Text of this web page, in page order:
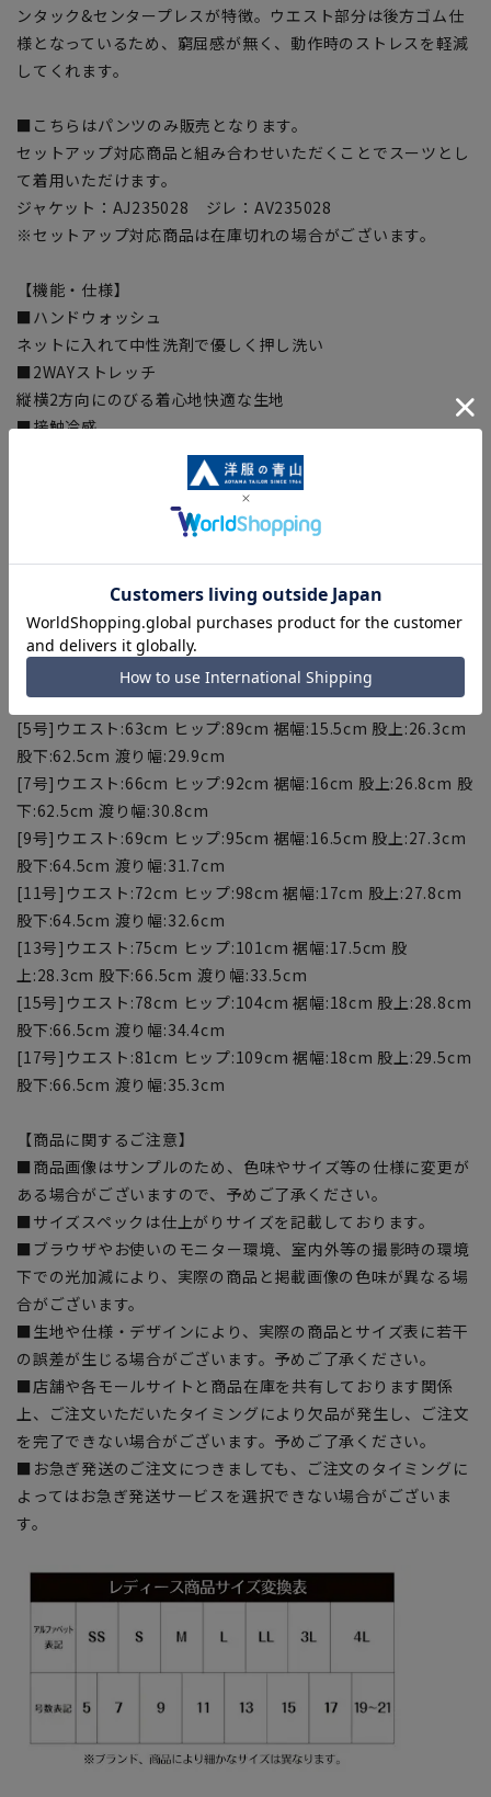
ンタック&センタープレスが特徴。ウエスト部分は後方ゴム仕
様となっているため、窮屈感が無く、動作時のストレスを軽減
してくれます。
■こちらはパンツのみ販売となります。
セットアップ対応商品と組み合わせいただくことでスーツとし
て着用いただけます。
ジャケット：AJ235028 ジレ：AV235028
※セットアップ対応商品は在庫切れの場合がございます。
【機能・仕様】
■ハンドウォッシュ
ネットに入れて中性洗剤で優しく押し洗い
■2WAYストレッチ
縦横2方向にのびる着心地快適な生地
■接触冷感
肌に触れると冷たく、夏でも快適に涼しさを感じる素材
気になる紫外線を遮断
【お直しについて】
こちらの商品の裾直しをする場合は店舗にて承ります。補正料
金については店舗へお問い合わせください。商品の股下以上の
長さの調節は出来ません、予めご了承ください。
【サイズスペック】
[5号]ウエスト:63cm ヒップ:89cm 裾幅:15.5cm 股上:26.3cm
股下:62.5cm 渡り幅:29.9cm
[7号]ウエスト:66cm ヒップ:92cm 裾幅:16cm 股上:26.8cm 股
下:62.5cm 渡り幅:30.8cm
[9号]ウエスト:69cm ヒップ:95cm 裾幅:16.5cm 股上:27.3cm
股下:64.5cm 渡り幅:31.7cm
[11号]ウエスト:72cm ヒップ:98cm 裾幅:17cm 股上:27.8cm
股下:64.5cm 渡り幅:32.6cm
[13号]ウエスト:75cm ヒップ:101cm 裾幅:17.5cm 股
上:28.3cm 股下:66.5cm 渡り幅:33.5cm
[15号]ウエスト:78cm ヒップ:104cm 裾幅:18cm 股上:28.8cm
股下:66.5cm 渡り幅:34.4cm
[17号]ウエスト:81cm ヒップ:109cm 裾幅:18cm 股上:29.5cm
股下:66.5cm 渡り幅:35.3cm
【商品に関するご注意】
■商品画像はサンプルのため、色味やサイズ等の仕様に変更が
ある場合がございますので、予めご了承ください。
■サイズスペックは仕上がりサイズを記載しております。
■ブラウザやお使いのモニター環境、室内外等の撮影時の環境
下での光加減により、実際の商品と掲載画像の色味が異なる場
合がございます。
■生地や仕様・デザインにより、実際の商品とサイズ表に若干
の誤差が生じる場合がございます。予めご了承ください。
■店舗や各モールサイトと商品在庫を共有しております関係
上、ご注文いただいたタイミングにより欠品が発生し、ご注文
を完了できない場合がございます。予めご了承ください。
■お急ぎ発送のご注文につきましても、ご注文のタイミングに
よってはお急ぎ発送サービスを選択できない場合がございま
す。